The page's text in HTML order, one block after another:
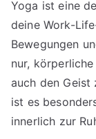
Yoga ist eine
deine Work-
Bewegungen
nur,
auch den Geist
ist es
innerlich zur